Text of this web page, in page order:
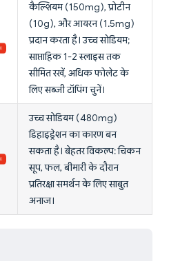
कैल्शियम (150mg), प्रोटीन
(10g), और आयरन (1.5mg)
प्रदान करता है। उच्च सोडियम;
साप्ताहिक 1-2 स्लाइस तक
सीमित रखें, अधिक फोलेट के
लिए सब्जी टॉपिंग चुनें।
उच्च सोडियम (480mg)
डिहाइड्रेशन का कारण बन
सकता है। बेहतर विकल्प: चिकन
सूप, फल, बीमारी के दौरान
प्रतिरक्षा समर्थन के लिए साबुत
अनाज।